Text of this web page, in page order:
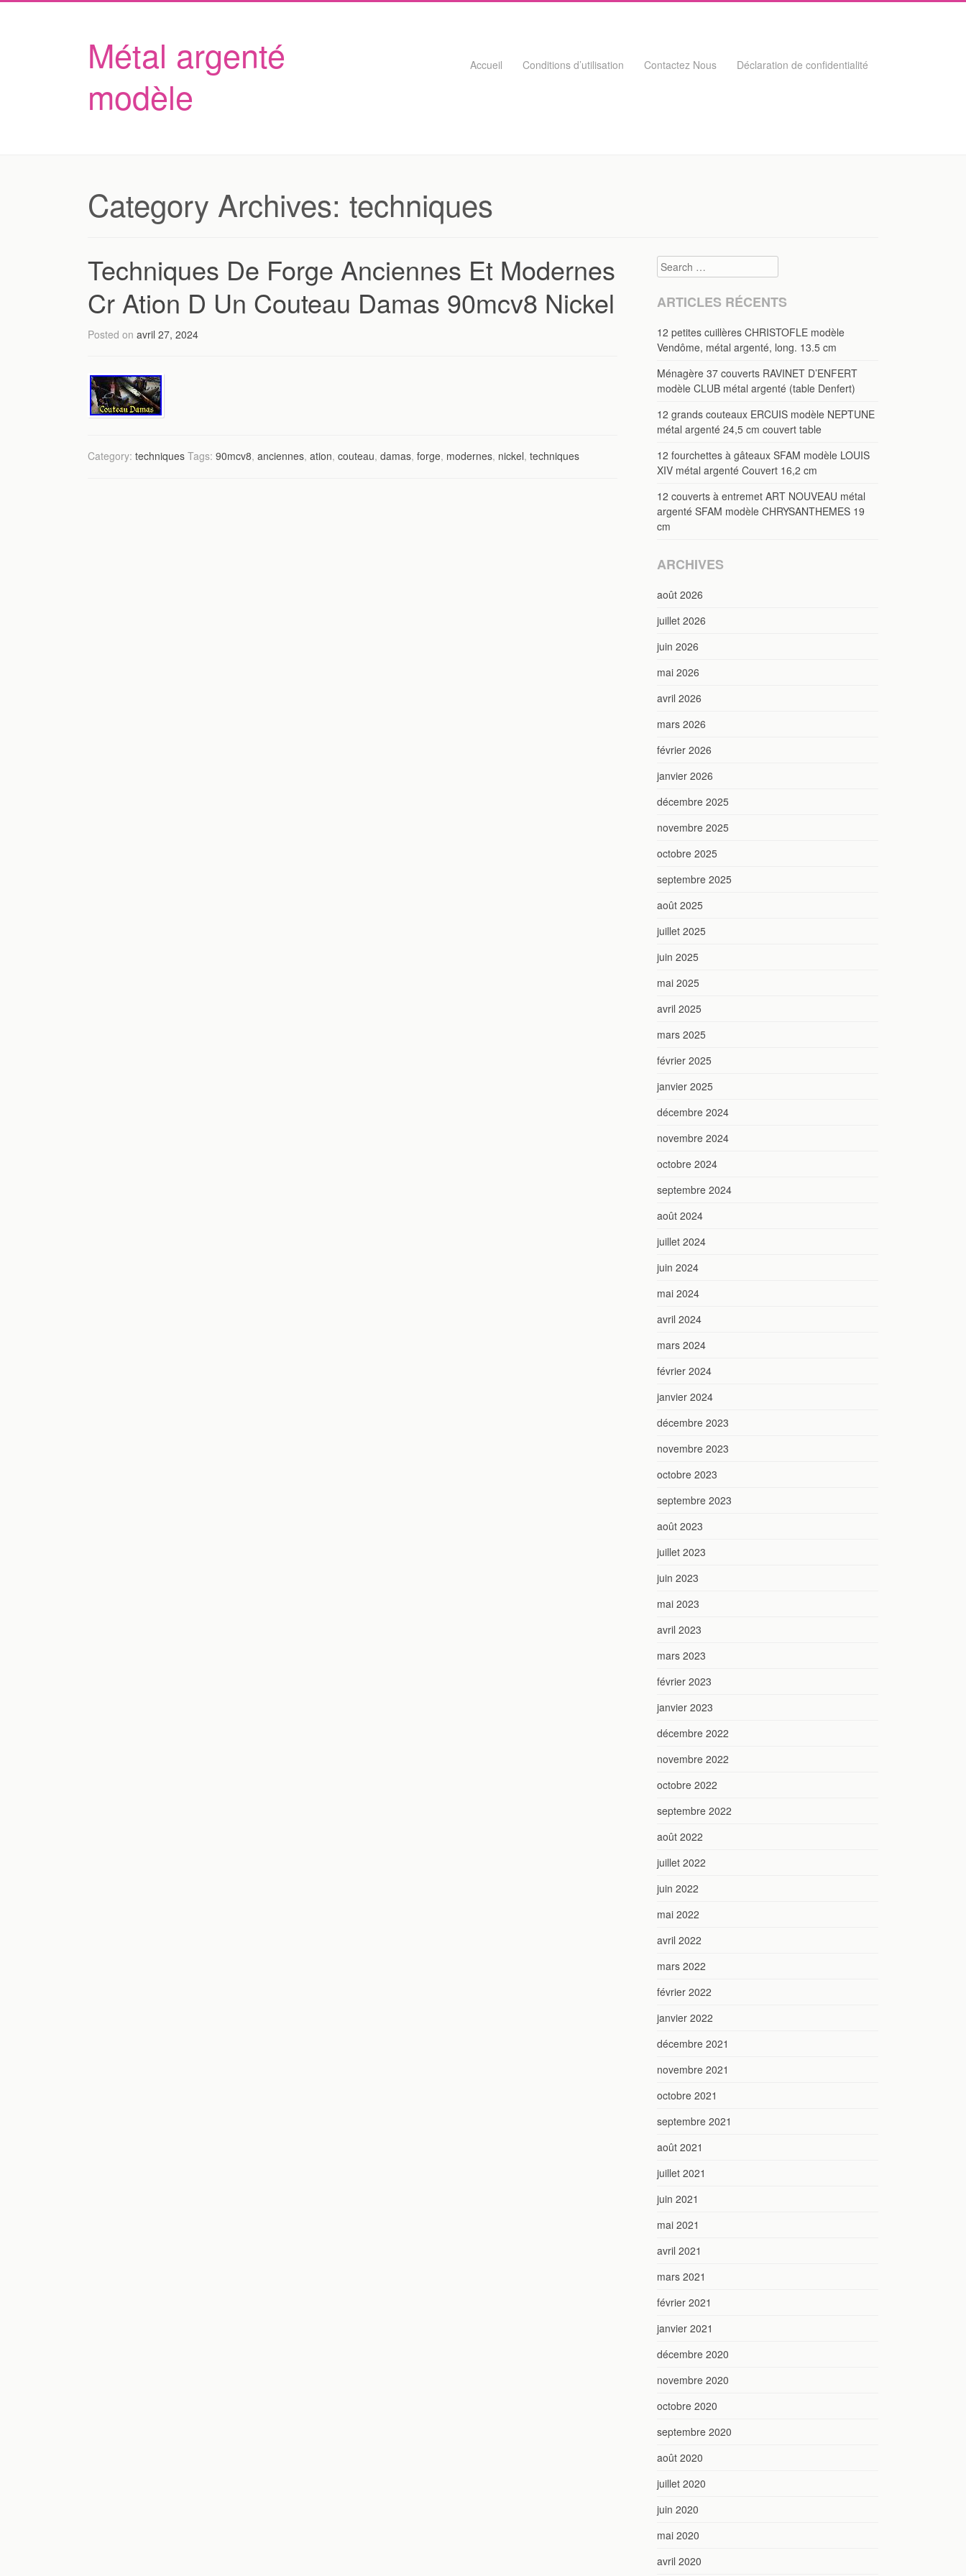
Métal argenté
modèle
Skip to content
Accueil Conditions d’utilisation Contactez Nous Déclaration de confidentialité
Category Archives: techniques
Techniques De Forge Anciennes Et Modernes
Cr Ation D Un Couteau Damas 90mcv8 Nickel
Posted on avril 27, 2024
Category: techniques Tags: 90mcv8, anciennes, ation, couteau, damas, forge, modernes, nickel, techniques
Search
ARTICLES RÉCENTS
12 petites cuillères CHRISTOFLE modèle
Vendôme, métal argenté, long. 13.5 cm
Ménagère 37 couverts RAVINET D’ENFERT
modèle CLUB métal argenté (table Denfert)
12 grands couteaux ERCUIS modèle NEPTUNE
métal argenté 24,5 cm couvert table
12 fourchettes à gâteaux SFAM modèle LOUIS
XIV métal argenté Couvert 16,2 cm
12 couverts à entremet ART NOUVEAU métal
argenté SFAM modèle CHRYSANTHEMES 19
cm
ARCHIVES
août 2026
juillet 2026
juin 2026
mai 2026
avril 2026
mars 2026
février 2026
janvier 2026
décembre 2025
novembre 2025
octobre 2025
septembre 2025
août 2025
juillet 2025
juin 2025
mai 2025
avril 2025
mars 2025
février 2025
janvier 2025
décembre 2024
novembre 2024
octobre 2024
septembre 2024
août 2024
juillet 2024
juin 2024
mai 2024
avril 2024
mars 2024
février 2024
janvier 2024
décembre 2023
novembre 2023
octobre 2023
septembre 2023
août 2023
juillet 2023
juin 2023
mai 2023
avril 2023
mars 2023
février 2023
janvier 2023
décembre 2022
novembre 2022
octobre 2022
septembre 2022
août 2022
juillet 2022
juin 2022
mai 2022
avril 2022
mars 2022
février 2022
janvier 2022
décembre 2021
novembre 2021
octobre 2021
septembre 2021
août 2021
juillet 2021
juin 2021
mai 2021
avril 2021
mars 2021
février 2021
janvier 2021
décembre 2020
novembre 2020
octobre 2020
septembre 2020
août 2020
juillet 2020
juin 2020
mai 2020
avril 2020